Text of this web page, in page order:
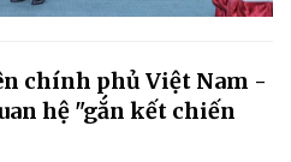
chính phủ Việt Nam -
hệ "gắn kết chiến